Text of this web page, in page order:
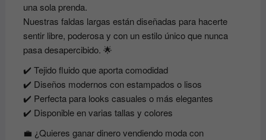
una sola prenda.
Nuestras faldas largas están diseñadas para hacerte
sentir libre, poderosa y con un estilo único que nunca
pasa desapercibido. 🌟
✔️ Tejido fluido que aporta comodidad
✔️ Diseños modernos con estampados o lisos
✔️ Perfecta para looks casuales o más elegantes
✔️ Disponible en varias tallas y colores
💼 ¿Quieres ganar dinero vendiendo moda con